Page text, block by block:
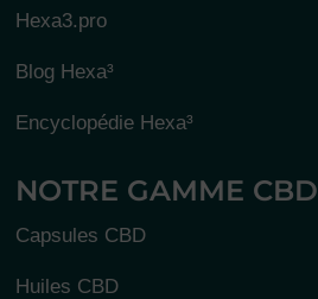
Hexa3.pro
Blog Hexa³
Encyclopédie Hexa³
NOTRE GAMME CBD
Capsules CBD
Huiles CBD